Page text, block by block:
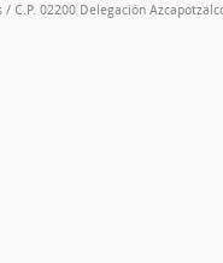
/ C.P. 02200 Delegación